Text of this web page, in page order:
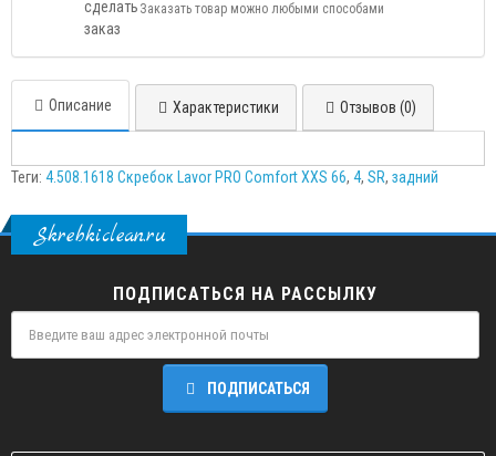
Заказать товар можно любыми способами
Описание Характеристики Отзывов (0)
Теги: 4.508.1618 Скребок Lavor PRO Comfort XXS 66, 4, SR, задний
Skrebkiclean.ru
ПОДПИСАТЬСЯ НА РАССЫЛКУ
ПОДПИСАТЬСЯ